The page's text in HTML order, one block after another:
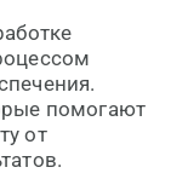
помогают
от